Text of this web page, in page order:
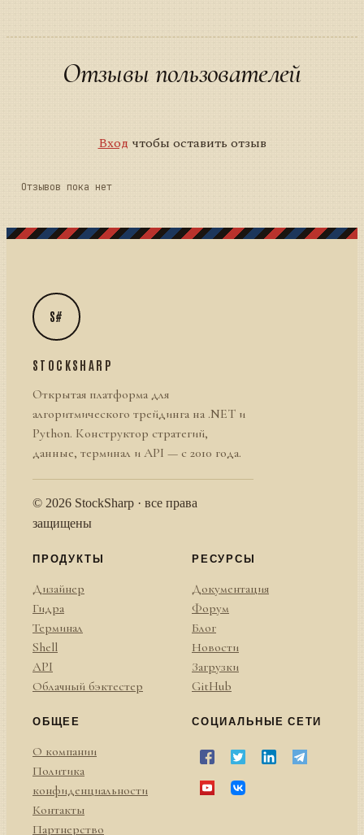
Отзывы пользователей
Вход чтобы оставить отзыв
Отзывов пока нет
S#
STOCKSHARP
Открытая платформа для
алгоритмического трейдинга на .NET и
Python. Конструктор стратегий,
данные, терминал и API — с 2010 года.
© 2026 StockSharp · все права
защищены
ПРОДУКТЫ
Дизайнер
Гидра
Терминал
Shell
API
Облачный бэктестер
РЕСУРСЫ
Документация
Форум
Блог
Новости
Загрузки
GitHub
ОБЩЕЕ
О компании
Политика
конфиденциальности
Контакты
Партнерство
СОЦИАЛЬНЫЕ СЕТИ